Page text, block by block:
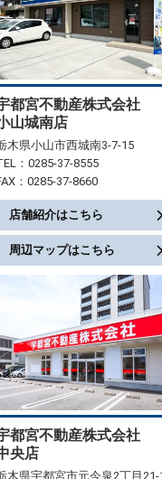
都宮不動産株式会社
山城南店
木県小山市西城南3-7-15
：0285-37-8555
：0285-37-8660
店舗紹介はこちら
周辺マップはこちら
都宮不動産株式会社
央店
木県宇都宮市元今泉2丁目21-